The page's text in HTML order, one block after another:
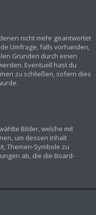
nicht mehr geantwortet
Umfrage, falls vorhanden,
Gründen durch einen
Eventuell hast du
zu schließen, sofern dies
Bilder, welche mit
um dessen Inhalt
Themen-Symbole zu
ab, die die Board-